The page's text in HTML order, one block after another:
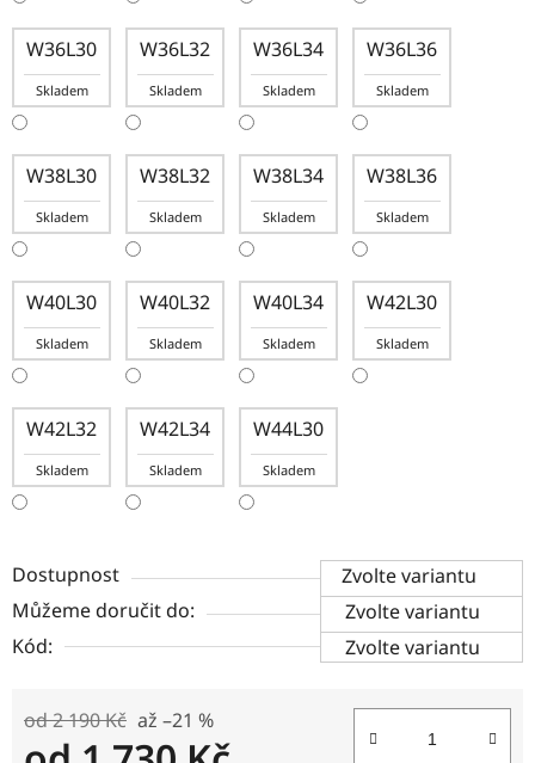
W36L30
Skladem
W36L32
Skladem
W36L34
Skladem
W36L36
Skladem
W38L30
Skladem
W38L32
Skladem
W38L34
Skladem
W38L36
Skladem
W40L30
Skladem
W40L32
Skladem
W40L34
Skladem
W42L30
Skladem
W42L32
Skladem
W42L34
Skladem
W44L30
Skladem
Dostupnost
Zvolte variantu
Můžeme doručit do:
Zvolte variantu
Kód:
Zvolte variantu
od 2 190 Kč až –21 %